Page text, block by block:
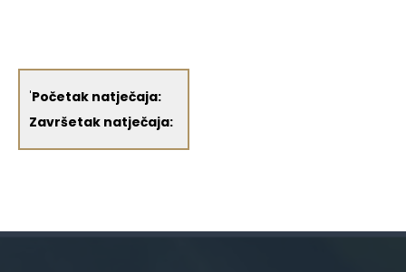
'Početak natječaja:
Završetak natječaja: